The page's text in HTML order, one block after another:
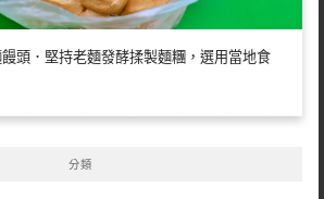
頭．堅持老麵發酵揉製麵糰，選用當地食
分類